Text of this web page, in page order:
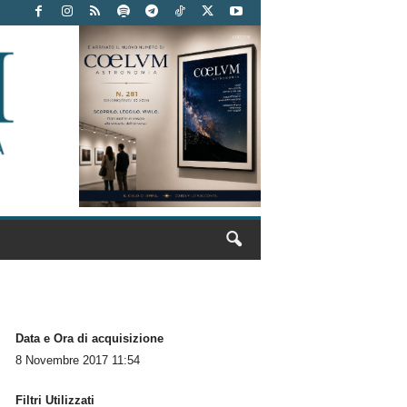
Data e Ora di acquisizione
8 Novembre 2017 11:54
Filtri Utilizzati